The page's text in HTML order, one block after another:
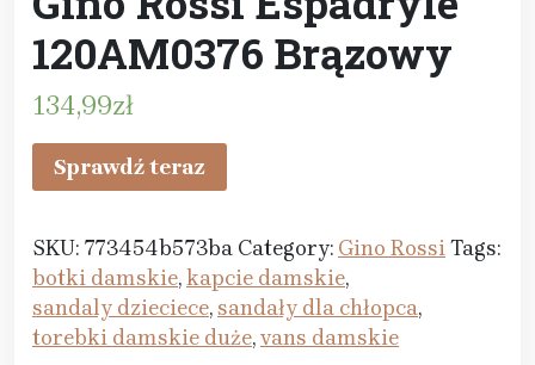
120AM0376 Brązowy
134,99zł
Sprawdź teraz
SKU: 773454b573ba Category: Gino RossiTags:
botki damskie,kapcie damskie,
sandaly dzieciece,sandały dla chłopca,
torebki damskie duże,vans damskie